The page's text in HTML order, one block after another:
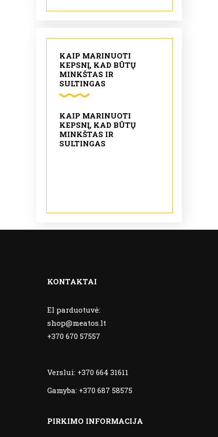
KAIP MARINUOTI
KEPSNĮ, KAD BŪTŲ
MINKŠTAS IR
SULTINGAS
KAIP MARINUOTI
KEPSNĮ, KAD BŪTŲ
MINKŠTAS IR
SULTINGAS
KONTAKTAI
El parduotuvė:
shop@meatos.lt
+370 670 57557
Verslui: +370 664 31611
Gamyba: +370 687 58575
PIRKIMO INFORMACIJA